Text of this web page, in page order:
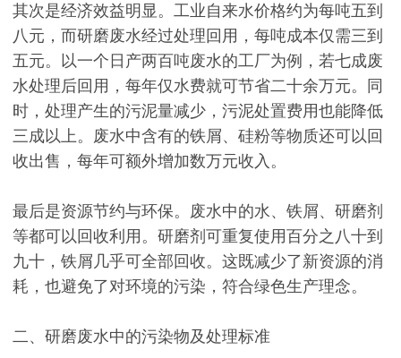
其次是经济效益明显。工业自来水价格约为每吨五到
八元，而研磨废水经过处理回用，每吨成本仅需三到
五元。以一个日产两百吨废水的工厂为例，若七成废
水处理后回用，每年仅水费就可节省二十余万元。同
时，处理产生的污泥量减少，污泥处置费用也能降低
三成以上。废水中含有的铁屑、硅粉等物质还可以回
收出售，每年可额外增加数万元收入。
最后是资源节约与环保。废水中的水、铁屑、研磨剂
等都可以回收利用。研磨剂可重复使用百分之八十到
九十，铁屑几乎可全部回收。这既减少了新资源的消
耗，也避免了对环境的污染，符合绿色生产理念。
二、研磨废水中的污染物及处理标准